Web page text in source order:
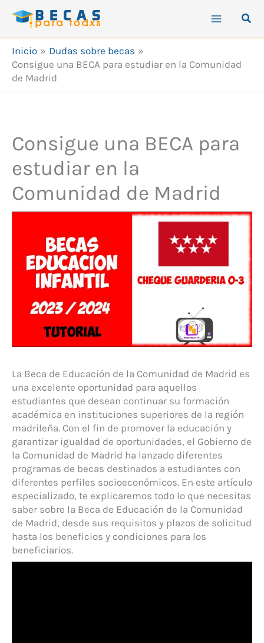
Inicio
Dudas sobre becas
Consigue una BECA para estudiar en la Comunidad
de Madrid
Consigue una BECA para
estudiar en la
Comunidad de Madrid
La Beca de Educación de la Comunidad de Madrid es
una excelente oportunidad para aquellos
estudiantes que desean continuar su formación
académica en instituciones superiores de la región
madrileña. Con el fin de promover la educación y
garantizar igualdad de oportunidades, el Gobierno de
la Comunidad de Madrid ha lanzado diferentes
programas de becas destinados a estudiantes con
diferentes perfiles socioeconómicos. En este artículo
especializado, te explicaremos todo lo que necesitas
saber sobre la Beca de Educación de la Comunidad
de Madrid, desde sus requisitos y plazos de solicitud
hasta los beneficios y condiciones para los
beneficiarios.